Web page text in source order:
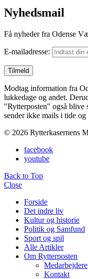
Nyhedsmail
Få nyheder fra Odense
E-mailadresse:
Modtag information fra
lukkedage og andet.
"Rytterposten" også blive
sender ikke mails i tide og
© 2026 Rytterkasernens
facebook
youtube
Back to Top
Close
Forside
Det indre liv
Kultur og historie
Politik og Samfund
Sport og spil
Alle Artikler
Om Rytterposten
Medarbejdere
Kontakt